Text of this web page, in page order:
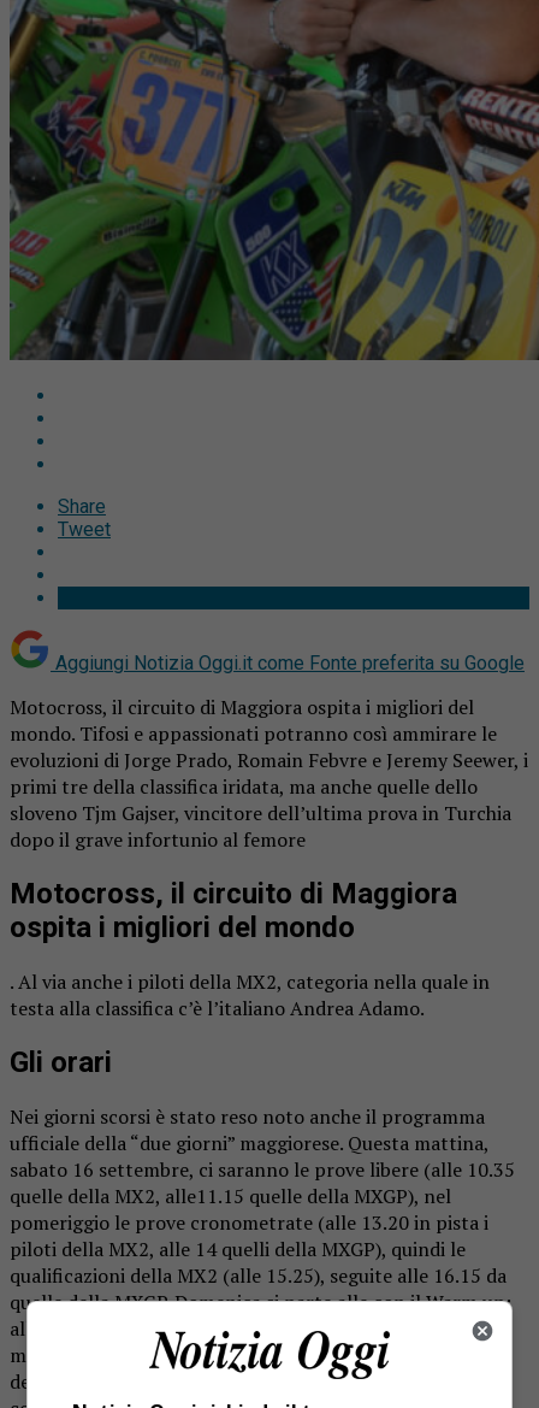
Share
Tweet
Aggiungi Notizia Oggi.it come Fonte preferita su Google
Motocross, il circuito di Maggiora ospita i migliori del
mondo. Tifosi e appassionati potranno così ammirare le
evoluzioni di Jorge Prado, Romain Febvre e Jeremy Seewer, i
primi tre della classifica iridata, ma anche quelle dello
sloveno Tjm Gajser, vincitore dell’ultima prova in Turchia
dopo il grave infortunio al femore
Motocross, il circuito di Maggiora
ospita i migliori del mondo
. Al via anche i piloti della MX2, categoria nella quale in
testa alla classifica c’è l’italiano Andrea Adamo.
Gli orari
Nei giorni scorsi è stato reso noto anche il programma
ufficiale della “due giorni” maggiorese. Questa mattina,
sabato 16 settembre, ci saranno le prove libere (alle 10.35
quelle della MX2, alle11.15 quelle della MXGP), nel
pomeriggio le prove cronometrate (alle 13.20 in pista i
piloti della MX2, alle 14 quelli della MXGP), quindi le
qualificazioni della MX2 (alle 15.25), seguite alle 16.15 da
quelle della MXGP. Domenica si parte alle con il Warm up:
alle 10.20 quello della MX2, alle 10.45 quello della MXGP,
mentre nel pomeriggio alle 13.15 e alle 16.10 le due gare
della serie regina, mentre alle 12.15 e alle 15.10 si